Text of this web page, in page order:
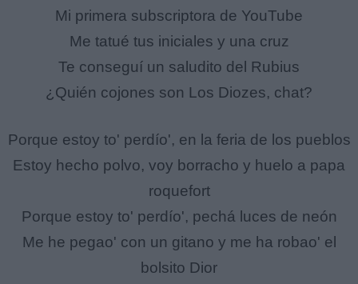
Mi primera subscriptora de YouTube
Me tatué tus iniciales y una cruz
Te conseguí un saludito del Rubius
¿Quién cojones son Los Diozes, chat?
Porque estoy to' perdío', en la feria de los pueblos
Estoy hecho polvo, voy borracho y huelo a papa
roquefort
Porque estoy to' perdío', pechá luces de neón
Me he pegao' con un gitano y me ha robao' el
bolsito Dior